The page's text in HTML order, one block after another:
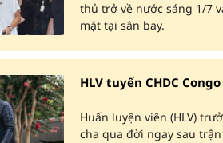
thủ trở về nước sáng 1/7
mặt tại sân bay.
HLV tuyển CHDC
Huấn luyện viên (HLV)
cha qua đời ngay sau